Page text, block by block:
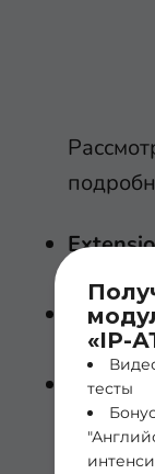
«IP-
тесты
номер.
ID- так
номер
Password
FreePBX